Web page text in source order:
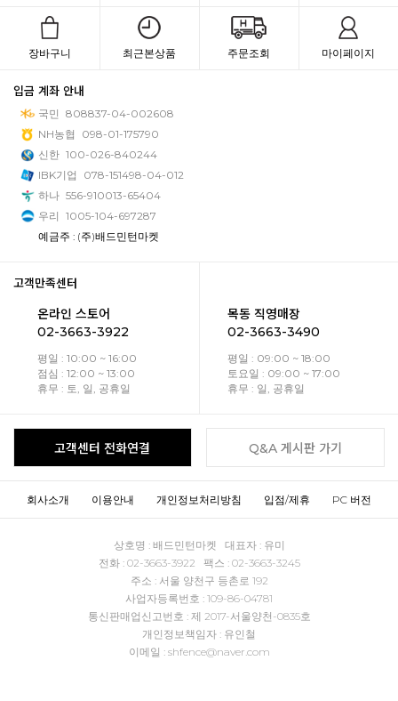
장바구니 최근본상품 주문조회 마이페이지
입금 계좌 안내
국민 808837-04-002608
NH농협
098-01-175790
신한 100-026-840244
IBK기업
078-151498-04-012
하나 556-910013-65404
우리 1005-104-697287
예금주 : (주)배드민턴마켓
고객만족센터
온라인 스토어
02-3663-3922
평일 : 10:00 ~ 16:00
점심 : 12:00 ~ 13:00
휴무 : 토, 일, 공휴일
목동 직영매장
02-3663-3490
평일 : 09:00 ~ 18:00
토요일 : 09:00 ~ 17:00
휴무 : 일, 공휴일
고객센터 전화연결 Q&A 게시판 가기
회사소개 이용안내 개인정보처리방침 입점/제휴 PC 버전
상호명 : 배드민턴마켓 대표자 : 유미
전화 : 02-3663-3922 팩스 : 02-3663-3245
주소 : 서울 양천구 등촌로 192
사업자등록번호 : 109-86-04781
통신판매업신고번호 : 제 2017-서울양천-0835호
개인정보책임자 : 유인철
이메일 : shfence@naver.com